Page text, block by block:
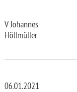
V Johannes
Höllmüller
06.01.2021